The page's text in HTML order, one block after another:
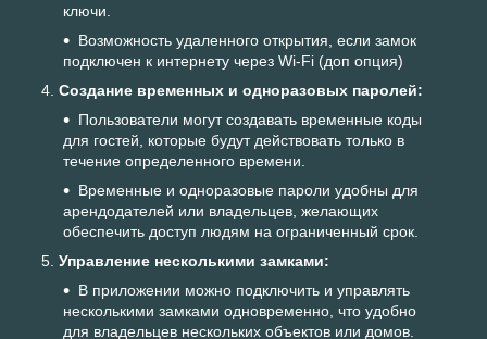
ключи.
Возможность удаленного открытия, если замок
подключен к интернету через Wi-Fi (доп опция)
Создание временных и одноразовых паролей:
Пользователи могут создавать временные коды
для гостей, которые будут действовать только в
течение определенного времени.
Временные и одноразовые пароли удобны для
арендодателей или владельцев, желающих
обеспечить доступ людям на ограниченный срок.
Управление несколькими замками:
В приложении можно подключить и управлять
несколькими замками одновременно, что удобно
для владельцев нескольких объектов или домов.